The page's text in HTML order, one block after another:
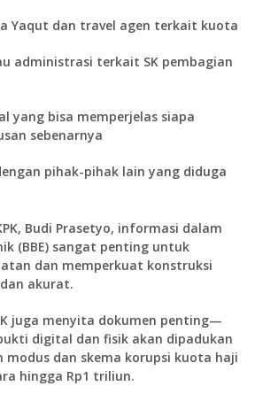
Yaqut dan travel agen terkait kuota
administrasi terkait SK pembagian
yang bisa memperjelas siapa
sebenarnya
pihak-pihak lain yang diduga
Budi Prasetyo, informasi dalam
(BBE)sangat penting untuk
dan memperkuat konstruksi
akurat.
juga menyita dokumen penting—
digital dan fisik akan dipadukan
dan skema korupsi kuota haji
hingga Rp1 triliun.